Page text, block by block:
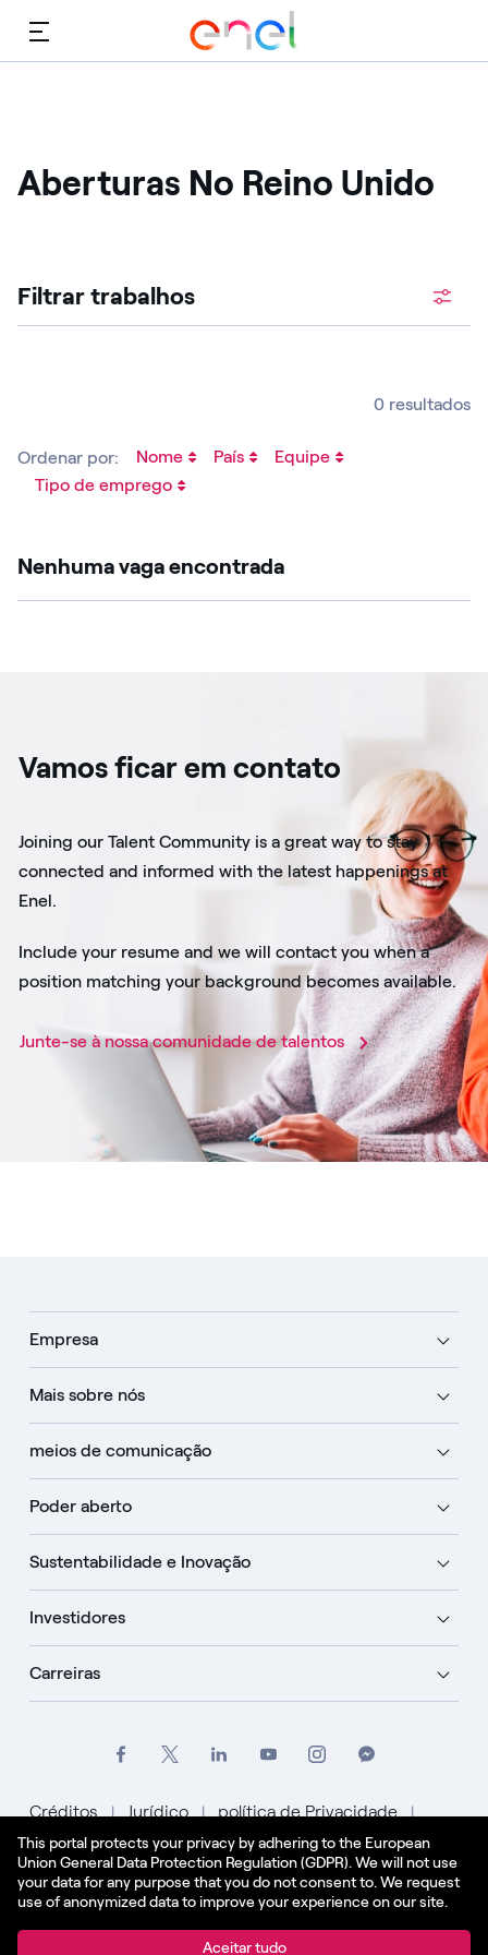
This portal protects your privacy by adhering to the European
Union General Data Protection Regulation (GDPR). We will not use
your data for any purpose that you do not consent to. We request
use of anonymized data to improve your experience on our site.
Aceitar tudo
Cardápio
Aberturas No Reino Unido
Filtrar trabalhos
0 resultados
Ordenar por:
Nenhuma vaga encontrada
Vamos ficar em contato
Joining our Talent Community is a great way to stay
connected and informed with the latest happenings at
Enel.
Include your resume and we will contact you when a
position matching your background becomes available.
Junte-se à nossa comunidade de talentos
Empresa
Mais sobre nós
meios de comunicação
Poder aberto
Sustentabilidade e Inovação
Investidores
Carreiras
Créditos Jurídico
política de Privacidade
Política de Cookies
Português
© Enel Spa Todos os direitos reservados Enel Spa